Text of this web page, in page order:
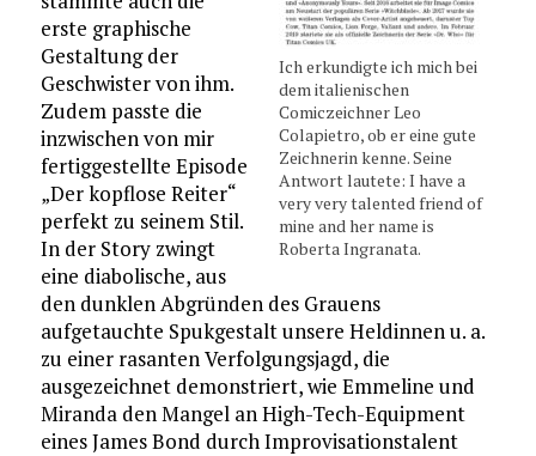
Ich erkundigte ich mich bei
dem italienischen
Comiczeichner Leo
Colapietro, ob er eine gute
Zeichnerin kenne. Seine
Antwort lautete: I have a
very very talented friend of
mine and her name is
Roberta Ingranata.
erste graphische
Gestaltung der
Geschwister von ihm.
Zudem passte die
inzwischen von mir
fertiggestellte Episode
„Der kopflose Reiter“
perfekt zu seinem Stil.
In der Story zwingt
eine diabolische, aus
den dunklen Abgründen des Grauens
aufgetauchte Spukgestalt unsere Heldinnen u. a.
zu einer rasanten Verfolgungsjagd, die
ausgezeichnet demonstriert, wie Emmeline und
Miranda den Mangel an High-Tech-Equipment
eines James Bond durch Improvisationstalent